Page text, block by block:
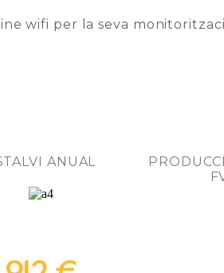
wifi per la seva
ANUAL